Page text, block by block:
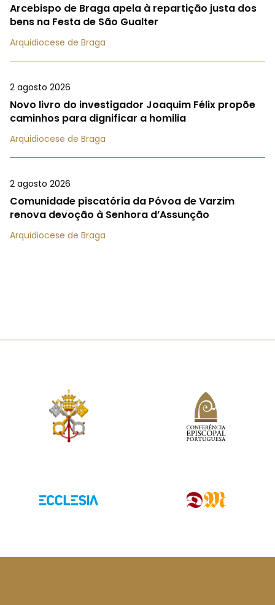
Arcebispo de Braga apela à repartição justa dos
bens na Festa de São Gualter
Arquidiocese de Braga
2 agosto 2026
Novo livro do investigador Joaquim Félix propõe
caminhos para dignificar a homilia
Arquidiocese de Braga
2 agosto 2026
Comunidade piscatória da Póvoa de Varzim
renova devoção à Senhora d’Assunção
Arquidiocese de Braga